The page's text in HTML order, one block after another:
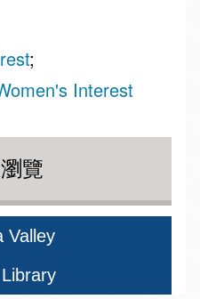
Interest
覽
Valley